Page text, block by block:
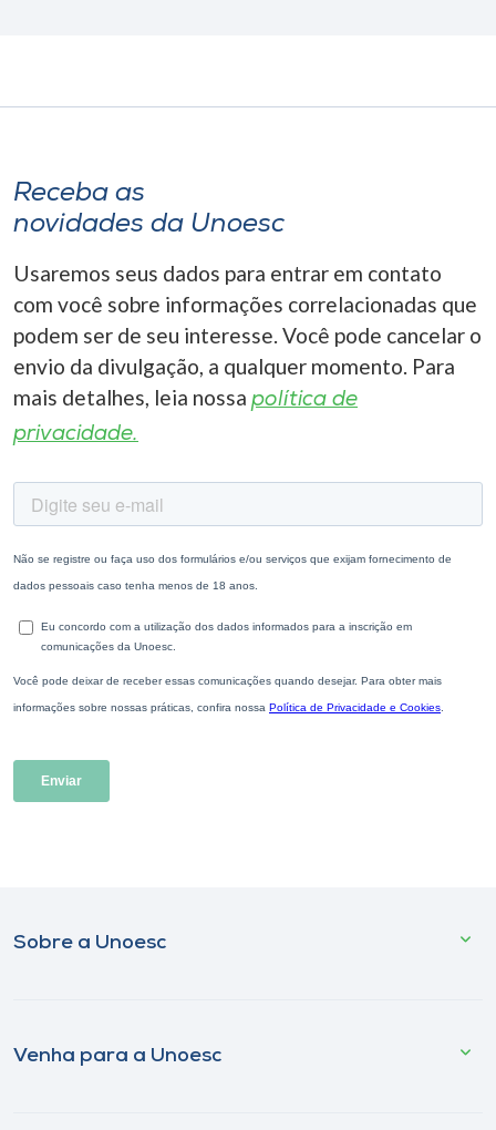
Receba as
novidades da Unoesc
Usaremos seus dados para entrar em contato
com você sobre informações correlacionadas que
podem ser de seu interesse. Você pode cancelar o
envio da divulgação, a qualquer momento. Para
mais detalhes, leia nossa política de
privacidade.
Sobre a Unoesc
Venha para a Unoesc